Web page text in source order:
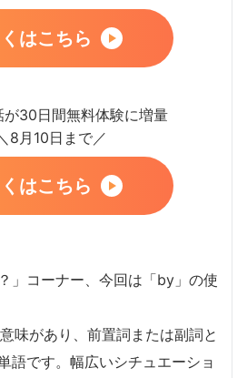
はこちら
30日間無料体験に増量
8月10日まで／
はこちら
」コーナー、今回は「by」の使
味があり、前置詞または副詞と
語です。幅広いシチュエーショ